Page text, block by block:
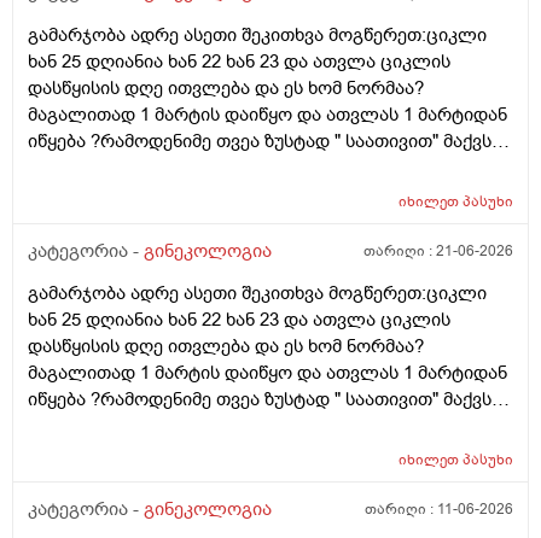
გამარჯობა ადრე ასეთი შეკითხვა მოგწერეთ:ციკლი
ხან 25 დღიანია ხან 22 ხან 23 და ათვლა ციკლის
დასწყისის დღე ითვლება და ეს ხომ ნორმაა?
მაგალითად 1 მარტის დაიწყო და ათვლას 1 მარტიდან
იწყება ?რამოდენიმე თვეა ზუსტად " საათივით" მაქვს
მეშინია კიდევ ხომ არ ჩამოიწევს? მინდა რომ 25 ან
განმავლობაში ? შესაძლოა ისევ 23 ან 25 დღიანი
რამეა.ზოგადად წლებია აუტოიმონური თირეოდიტი
მაქვს.ხშირად მაქვს სანერვიულო.რითი შეიძლება
უნდაცკვების სახით რომ ვმართო ციკლის დღეები?
პასუხიც მივიღე და არა, ყველაფერი ჩვეულებრივადაა
არც ჭარბი სისხლდება არ არის.ადრე რომ 7 დღემდე
მითხარით რომ შეიმოწმეთო ტიესეიჩი და კიდევ სხვა
ასაკი 40
იხილეთპასუხი
კატეგორია - გინეკოლოგია თარიღი :21-06-2026
გამარჯობა ადრე ასეთი შეკითხვა მოგწერეთ:ციკლი
ხან 25 დღიანია ხან 22 ხან 23 და ათვლა ციკლის
დასწყისის დღე ითვლება და ეს ხომ ნორმაა?
მაგალითად 1 მარტის დაიწყო და ათვლას 1 მარტიდან
იწყება ?რამოდენიმე თვეა ზუსტად " საათივით" მაქვს
მეშინია კიდევ ხომ არ ჩამოიწევს? მინდა რომ 25 ან
განმავლობაში ? შესაძლოა ისევ 23 ან 25 დღიანი
იხილეთპასუხი
კატეგორია - გინეკოლოგია თარიღი : 11-06-2026